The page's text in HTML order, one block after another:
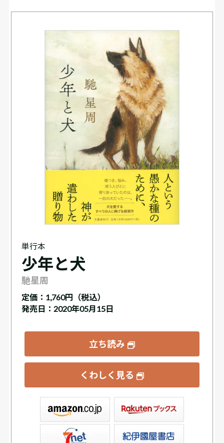
単行本
少年と犬
馳星周
定価： 1,760円（税込）
発売日：2020年05月15日
立ち読み
くわしく見る
書店ウェブストア